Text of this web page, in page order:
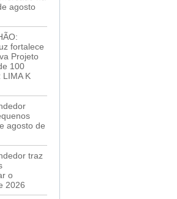
agosto
fortalece
Projeto
100
LIMA K
agosto de
traz
o
2026